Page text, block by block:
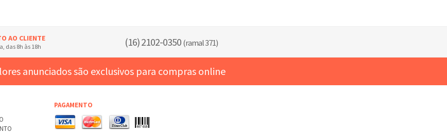
AO CLIENTE
das 8h às 18h (16) 2102-0350(ramal 371)
anunciados são exclusivos para compras online
PAGAMENTO